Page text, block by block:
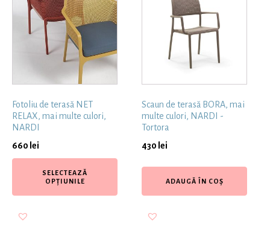
Fotoliu de terasă NET
RELAX, mai multe culori,
NARDI
660 lei
SELECTEAZĂ
OPȚIUNILE
Scaun de terasă BORA, mai
multe culori, NARDI -
Tortora
430 lei
ADAUGĂ ÎN COȘ